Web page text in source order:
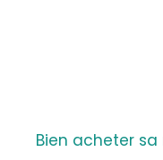
Bien acheter